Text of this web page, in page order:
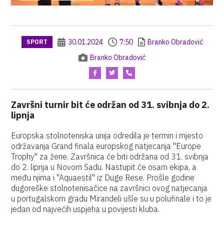
SPORT 30.01.2024 7:50
Branko Obradović
Branko Obradović
Završni turnir bit će održan od 31. svibnja do 2.
lipnja
Europska stolnoteniska unija odredila je termin i mjesto
održavanja Grand finala europskog natjecanja "Europe
Trophy" za žene. Završnica će biti održana od 31. svibnja
do 2. lipnja u Novom Sadu. Nastupit će osam ekipa, a
među njima i "Aquaestil" iz Duge Rese. Prošle godine
dugoreške stolnotenisačice na završnici ovog natjecanja
u portugalskom gradu Mirandeli ušle su u polufinale i to je
jedan od najvećih uspjeha u povijesti kluba.